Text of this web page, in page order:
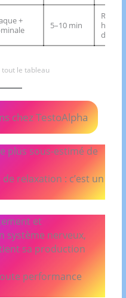
+
5–10 min
du
chez TestoAlpha
plus sous-estimé de
relaxation : c’est un
et
système nerveux,
sa production
performance